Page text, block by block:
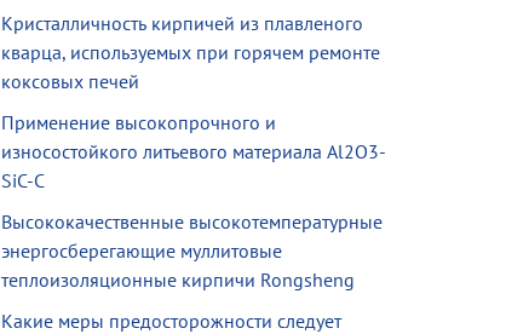
Кристалличность кирпичей из плавленого
кварца, используемых при горячем ремонте
коксовых печей
Применение высокопрочного и
износостойкого литьевого материала Al2O3-
SiC-C
Высококачественные высокотемпературные
энергосберегающие муллитовые
теплоизоляционные кирпичи Rongsheng
Какие меры предосторожности следует